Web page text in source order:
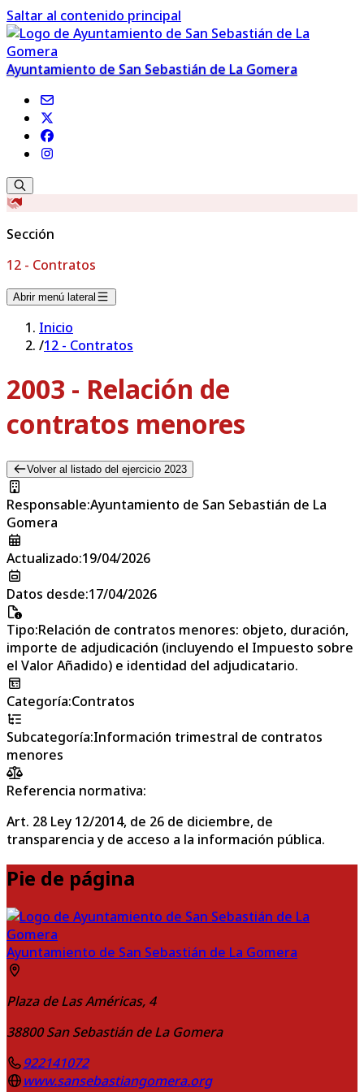
Saltar al contenido principal
Ayuntamiento de San Sebastián de La Gomera
Sección
12 - Contratos
Abrir menú lateral
Inicio
/12 - Contratos
2003 - Relación de
contratos menores
Volver al listado del ejercicio 2023
Responsable:Ayuntamiento de San Sebastián de La
Gomera
Actualizado:19/04/2026
Datos desde:17/04/2026
Tipo:Relación de contratos menores: objeto, duración,
importe de adjudicación (incluyendo el Impuesto sobre
el Valor Añadido) e identidad del adjudicatario.
Categoría:Contratos
Subcategoría:Información trimestral de contratos
menores
Referencia normativa:
Art. 28 Ley 12/2014, de 26 de diciembre, de
transparencia y de acceso a la información pública.
Pie de página
Ayuntamiento de San Sebastián de La Gomera
Plaza de Las Américas, 4
38800 San Sebastián de La Gomera
922141072
www.sansebastiangomera.org